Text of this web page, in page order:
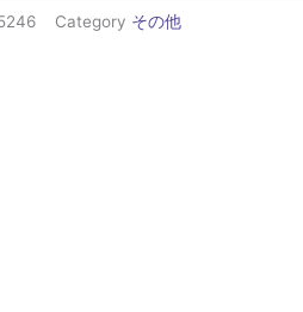
Category その他